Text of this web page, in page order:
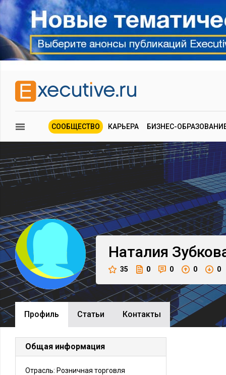
СООБЩЕСТВО КАРЬЕРА БИЗНЕС-
Наталия
35 0 0 0 0
Профиль Cтатьи Контакты
Общая информация
Отрасль: Розничная торговля